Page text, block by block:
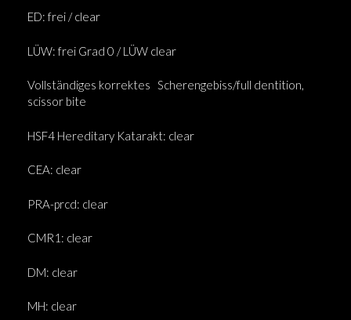
ED: frei / clear
LÜW: frei Grad 0 / LÜW clear
Vollständiges korrektes Scherengebiss/full dentition,
scissor bite
HSF4 Hereditary Katarakt: clear
CEA: clear
PRA-prcd: clear
CMR1: clear
DM: clear
MH: clear